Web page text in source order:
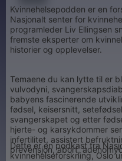
Kvinnehelsepodden er en
Nasjonalt senter for
programleder Liv Ellingsen
fremste eksperter om
historier og opplevelser.
Temaene du kan lytte til er
vulvodyni,
babyens fascinerende
fødsel, keisersnitt,
svangerskapet og etter
hjerte- og karsykdommer
infertilitet, assistert
prevensjon, abort,
Dette er en podkast fra
kvinnehelseforskning, Oslo